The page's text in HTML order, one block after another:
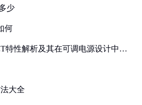
少
何
特性解析及其在可调电源设计中的
大全